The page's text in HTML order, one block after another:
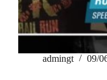
admingt 09/